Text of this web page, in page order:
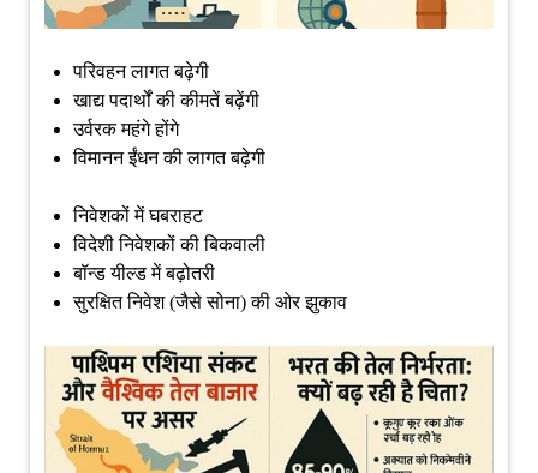
परिवहन लागत बढ़ेगी
खाद्य पदार्थों की कीमतें बढ़ेंगी
उर्वरक महंगे होंगे
विमानन ईंधन की लागत बढ़ेगी
निवेशकों में घबराहट
विदेशी निवेशकों की बिकवाली
बॉन्ड यील्ड में बढ़ोतरी
सुरक्षित निवेश (जैसे सोना) की ओर झुकाव